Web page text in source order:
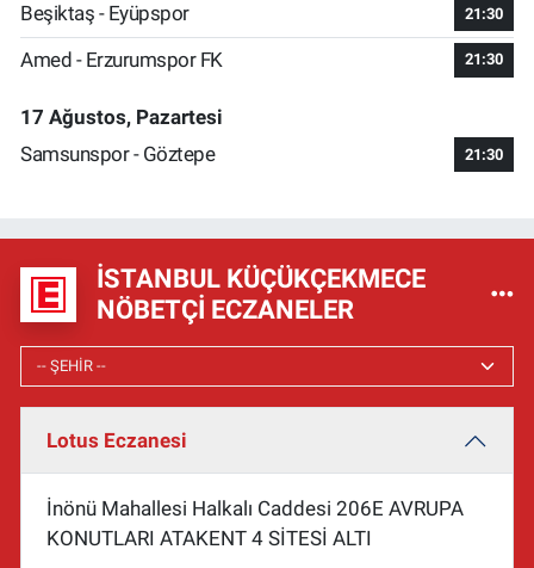
Beşiktaş - Eyüpspor 21:30
Amed - Erzurumspor FK 21:30
17 Ağustos, Pazartesi
Samsunspor - Göztepe
21:30
İSTANBUL KÜÇÜKÇEKMECE
NÖBETÇI ECZANELER
Lotus Eczanesi
İnönü Mahallesi Halkalı Caddesi 206E AVRUPA
KONUTLARI ATAKENT 4 SİTESİ ALTI